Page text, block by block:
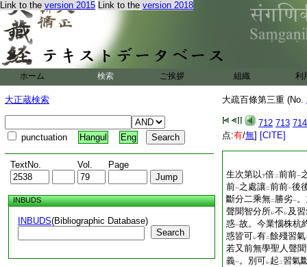
Link to the version 2015 Link to the version 2018
ホーム 検索 ご挨拶 組織 利
大正蔵検索
punctuation Hangul Eng
TextNo. Vol. Page
INBUDS
INBUDS(Bibliographic Database)
Search
大疏百條第三重 (No.
712 713 714
点:有/無] [CITE]
生次第以下倍 二前前一
前一之處讓二前前一後
斷分二乘無二 勝劣一
聲聞智分所レ不 レ及
惑一故。今業惱株杭
惑皆可レ有二餘殘習氣
若又前無學聖人聲
義一。別可レ起 二習氣